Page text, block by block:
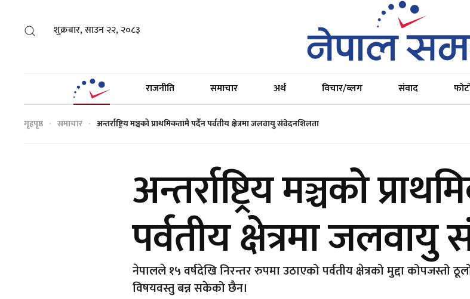
शुक्रबार, साउन २२, २०८३
राजनीति समाचार अर्थ विचार/ब्लग संवाद
गृहपृष्ठ समाचार अन्तर्राष्ट्रिय मञ्चको प्राथमिकतामै पर्दैन पर्वतीय क्षेत्रमा जलवायु संवेदनशिलता
अन्तर्राष्ट्रिय मञ्चको
पर्वतीय क्षेत्रमा
नेपालले १५ वर्षदेखि निरन्तर रुपमा उठाएको पर्वतीय क्षेत्रको मुद्दा कोपजस्तो ठूलो
विषयवस्तु बन्न सकेको छैन।